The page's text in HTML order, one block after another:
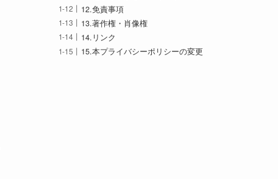
12.免責事項
13.著作権・肖像権
14.リンク
15.本プライバシーポリシーの変更